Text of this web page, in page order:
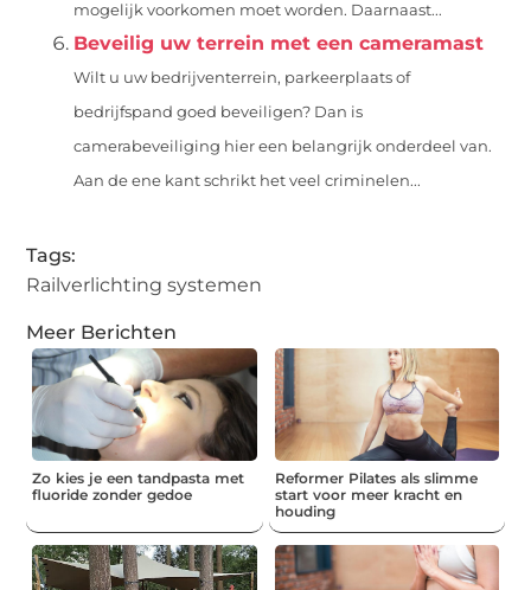
mogelijk voorkomen moet worden. Daarnaast...
Beveilig uw terrein met een cameramast
Wilt u uw bedrijventerrein, parkeerplaats of
bedrijfspand goed beveiligen? Dan is
camerabeveiliging hier een belangrijk onderdeel van.
Aan de ene kant schrikt het veel criminelen...
Tags:
Railverlichting systemen
Meer Berichten
Zo kies je een tandpasta met
fluoride zonder gedoe
Reformer Pilates als slimme
start voor meer kracht en
houding